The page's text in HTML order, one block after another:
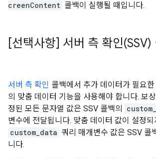
creenContent 콜백이 실행될 때입니다.
[선택사항] 서버 측 확인(SSV)
서버 측 확인 콜백에서 추가 데이터가 필요
의 맞춤 데이터 기능을 사용해야 합니다. 보
정된 모든 문자열 값은 SSV 콜백의
변수에 전달됩니다. 맞춤 데이터 값이 설정
custom_data 쿼리 매개변수 값은 SSV 콜
니다.